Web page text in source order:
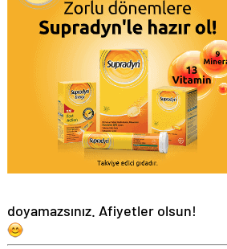
doyamazsınız. Afiyetler olsun!